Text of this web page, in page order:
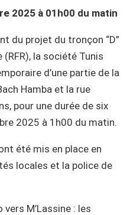
2025 à 01h00 du matin
du projet du tronçon “D”
(RFR), la société Tunis
d’une partie de la
Hamba et la rue
pour une durée de six
2025 à 1h00 du matin.
été mis en place en
locales et la police de
M’Lassine : les